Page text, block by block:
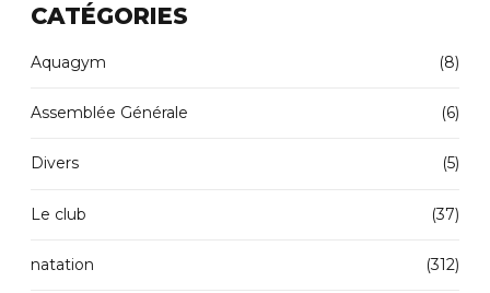
CATÉGORIES
Aquagym (8)
Assemblée Générale (6)
Divers (5)
Le club (37)
natation (312)